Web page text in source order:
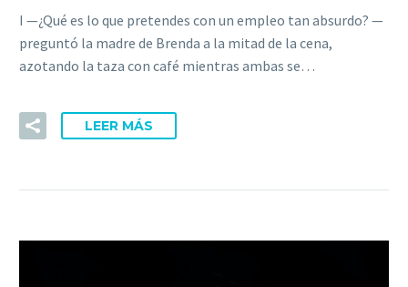
I —¿Qué es lo que pretendes con un empleo tan absurdo? —
preguntó la madre de Brenda a la mitad de la cena,
azotando la taza con café mientras ambas se…
LEER MÁS